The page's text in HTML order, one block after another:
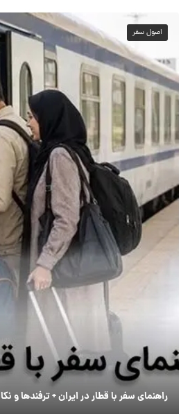
اصول سفر
راهنمای سفر با قطار در ایران + ترفندها و